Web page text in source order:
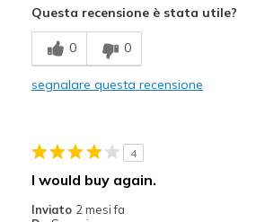
Breathe Well
Comfortable
Questa recensione è stata utile?
0 0
segnalare questa recensione
4
I would buy again.
Inviato 2 mesi fa